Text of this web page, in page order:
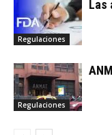
Regulaciones
Las
Regulaciones